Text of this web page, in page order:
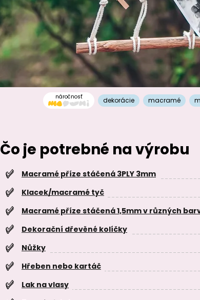
náročnosť dekorácie macramé
Čo je potrebné na výrobu
Macramé příze stáčená 3PLY 3mm
Klacek/macramé tyč
Macramé příze stáčená 1,5mm v různých
Dekorační dřevěné kolíčky
Nůžky
Hřeben nebo kartáč
Lak na vlasy